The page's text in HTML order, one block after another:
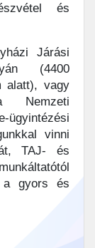
és
Járási
(4400
alatt), vagy
Nemzeti
ügyintézési
vinni
TAJ- és
a gyors és